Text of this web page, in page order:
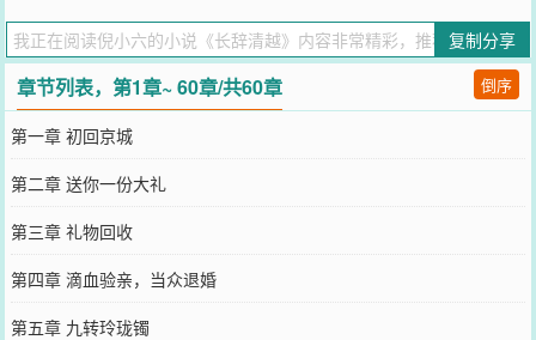
路。
您要是觉得《长辞清越》还不错的话请不要忘记向您QQ群和微博微信
里的朋友推荐哦！
复制分享
章节列表，第1章~ 60章/共60章 倒序
第一章 初回京城
第二章 送你一份大礼
第三章 礼物回收
第四章 滴血验亲，当众退婚
第五章 九转玲珑镯